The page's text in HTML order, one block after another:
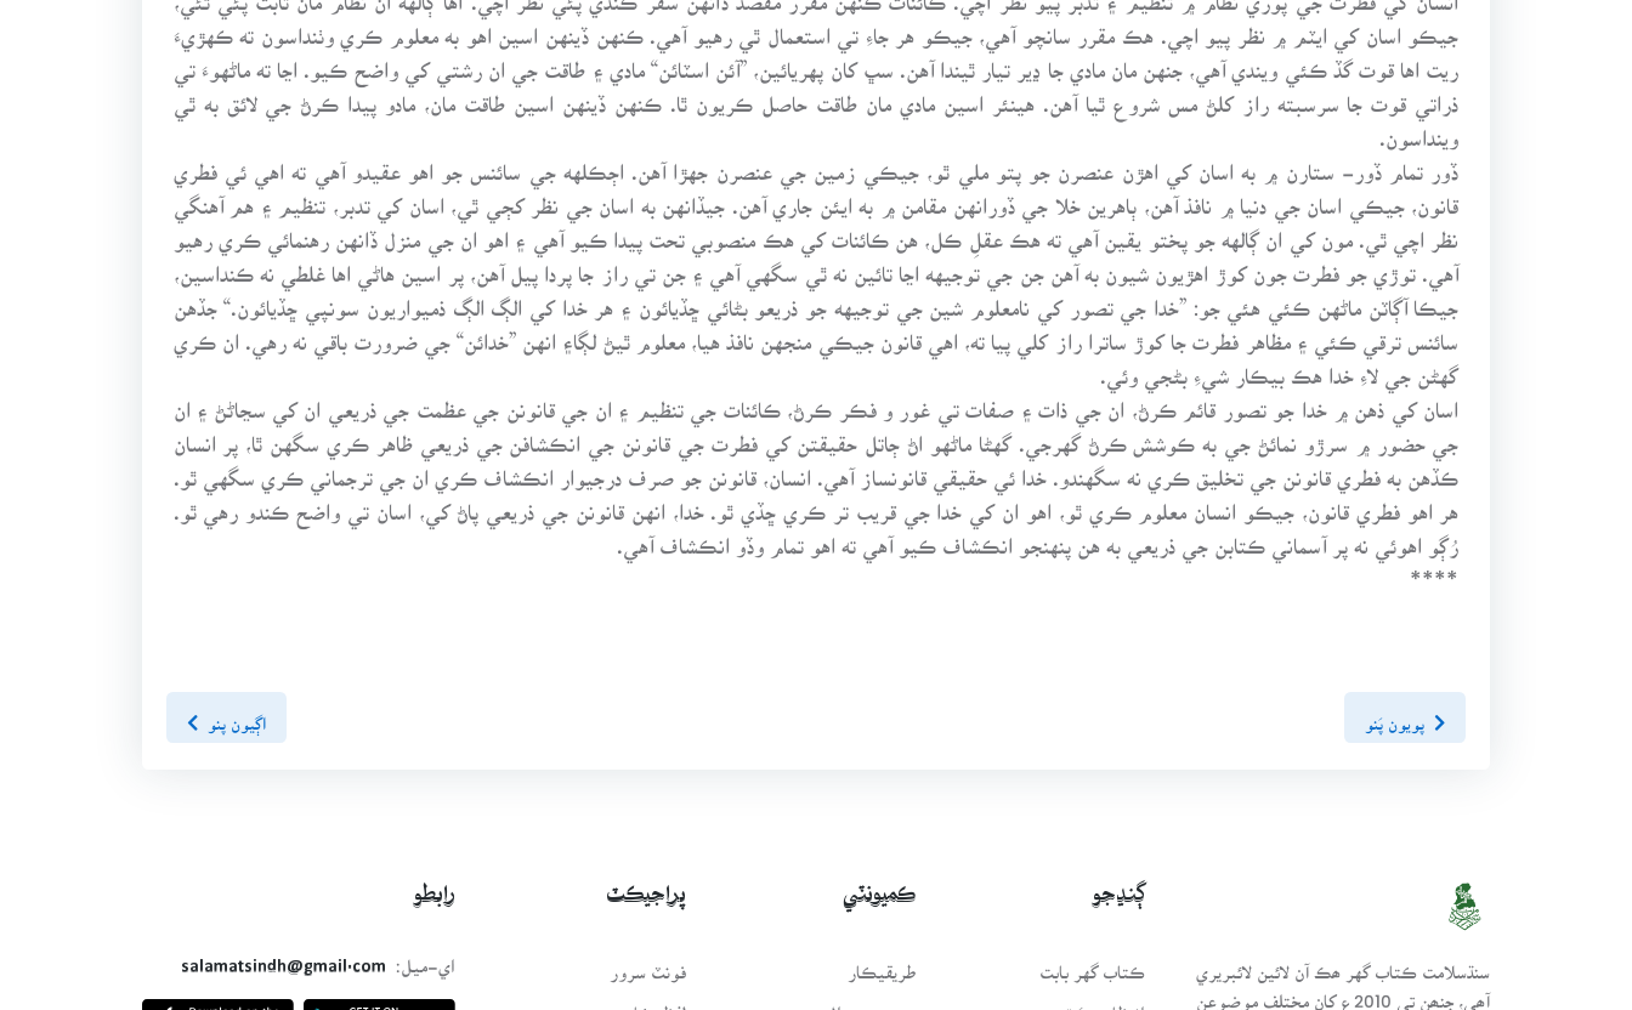
جيڪو اسان کي ايٽم ۾ نظر پيو اچي. هڪ مقرر سانچو آهي، جيڪو هر جاءِ تي استعمال ٿي رهيو آهي. ڪنهن ڏينهن اسين اهو به معلوم ڪري وٺنداسون ته ڪهڙيءَ
ريت اها قوت گڏ ڪئي ويندي آهي، جنهن مان مادي جا ڍير تيار ٿيندا آهن. سڀ کان پهريائين، ”آئن اسٽائن“ مادي ۽ طاقت جي ان رشتي کي واضح ڪيو. اڃا ته ماڻهوءَ تي
ذراتي قوت جا سرسبته راز کلڻ مس شروع ٿيا آهن. هينئر اسين مادي مان طاقت حاصل ڪريون ٿا. ڪنهن ڏينهن اسين طاقت مان، مادو پيدا ڪرڻ جي لائق به ٿي
وينداسون.
ڏور تمام ڏور- ستارن ۾ به اسان کي اهڙن عنصرن جو پتو ملي ٿو، جيڪي زمين جي عنصرن جهڙا آهن. اڄڪلهه جي سائنس جو اهو عقيدو آهي ته اهي ئي فطري
قانون، جيڪي اسان جي دنيا ۾ نافذ آهن، ٻاهرين خلا جي ڏورانهن مقامن ۾ به ايئن جاري آهن. جيڏانهن به اسان جي نظر کڄي ٿي، اسان کي تدبر، تنظيم ۽ هم آهنگي
نظر اچي ٿي. مون کي ان ڳالهه جو پختو يقين آهي ته هڪ عقلِ ڪل، هن ڪائنات کي هڪ منصوبي تحت پيدا ڪيو آهي ۽ اهو ان جي منزل ڏانهن رهنمائي ڪري رهيو
آهي. توڙي جو فطرت جون کوڙ اهڙيون شيون به آهن جن جي توجيهه اڃا تائين نه ٿي سگهي آهي ۽ جن تي راز جا پردا پيل آهن، پر اسين هاڻي اها غلطي نه ڪنداسين،
جيڪا آڳاٽن ماڻهن ڪئي هئي جو: ”خدا جي تصور کي نامعلوم شين جي توجيهه جو ذريعو بڻائي ڇڏيائون ۽ هر خدا کي الڳ الڳ ذميواريون سونپي ڇڏيائون.“ جڏهن
سائنس ترقي ڪئي ۽ مظاهر فطرت جا کوڙ ساترا راز کلي پيا ته، اهي قانون جيڪي منجهن نافذ هيا، معلوم ٿيڻ لڳا۽ انهن ”خدائن“ جي ضرورت باقي نه رهي. ان ڪري
گهڻن جي لاءِ خدا هڪ بيڪار شيءِ بڻجي وئي.
اسان کي ذهن ۾ خدا جو تصور قائم ڪرڻ، ان جي ذات ۽ صفات تي غور و فڪر ڪرڻ، ڪائنات جي تنظيم ۽ ان جي قانونن جي عظمت جي ذريعي ان کي سڃاڻڻ ۽ ان
جي حضور ۾ سرڙو نمائڻ جي به ڪوشش ڪرڻ گهرجي. گهڻا ماڻهو اڻ ڄاتل حقيقتن کي فطرت جي قانونن جي انڪشافن جي ذريعي ظاهر ڪري سگهن ٿا، پر انسان
ڪڏهن به فطري قانونن جي تخليق ڪري نه سگهندو. خدا ئي حقيقي قانونساز آهي. انسان، قانونن جو صرف درجيوار انڪشاف ڪري ان جي ترجماني ڪري سگهي ٿو.
هر اهو فطري قانون، جيڪو انسان معلوم ڪري ٿو، اهو ان کي خدا جي قريب تر ڪري ڇڏي ٿو. خدا، انهن قانونن جي ذريعي پاڻ کي، اسان تي واضح ڪندو رهي ٿو.
رُڳو اهوئي نه پر آسماني ڪتابن جي ذريعي به هن پنهنجو انڪشاف ڪيو آهي ته اهو تمام وڏو انڪشاف آهي.
****
پويون پَنو اڳيون پنو
سنڌسلامت ڪتاب گهر ھڪ آن لائين لائبريري
آھي، جنھن تي 2010ع کان مختلف موضوعن
ڳنڍجو
ڪتاب گهر بابت
انتظامي سَٿ
ڪميونٽي
طريقيڪار
عمومي سوال
پراجيڪٽ
فونٽ سرور
لفظيڪار
رابطو
اي-ميل:
salamatsindh@gmail.com